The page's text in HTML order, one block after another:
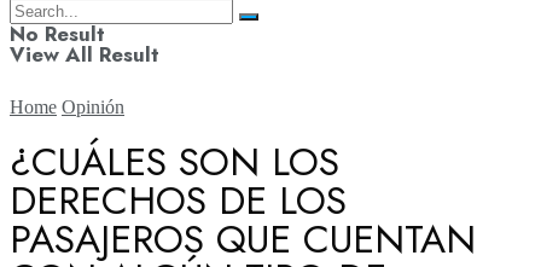
No Result
View All Result
Aerolíneas
Home Opinión
¿CUÁLES SON LOS
DERECHOS DE LOS
PASAJEROS QUE CUENTAN